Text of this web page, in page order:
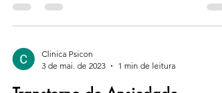
Clinica Psicon
3 de mai. de 2023
1 min de leitura